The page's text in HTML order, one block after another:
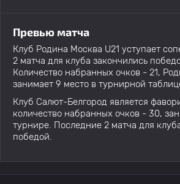
Превью матча
Клуб Родина Москва U21 уступает
2 матча для клуба закончились
Количество набранных очков - 21,
занимает 9 место в турнирной
Клуб Салют-Белгород является
количество набранных очков - 30,
турнире. Последние 2 матча для
победой.